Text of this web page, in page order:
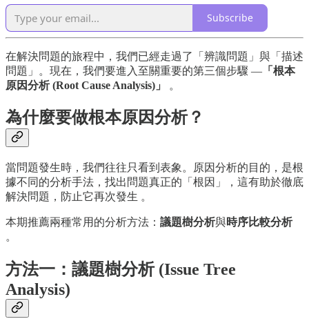
Subscribe
在解決問題的旅程中，我們已經走過了「辨識問題」與「描述
問題」。現在，我們要進入至關重要的第三個步驟 — 「根本
原因分析 (Root Cause Analysis)」
。
為什麼要做根本原因分析？
當問題發生時，我們往往只看到表象。原因分析的目的，是根
據不同的分析手法，找出問題真正的「根因」，這有助於徹底
解決問題，防止它再次發生 。
本期推薦兩種常用的分析方法： 議題樹分析與時序比較分析
。
方法一：議題樹分析 (Issue Tree
Analysis)